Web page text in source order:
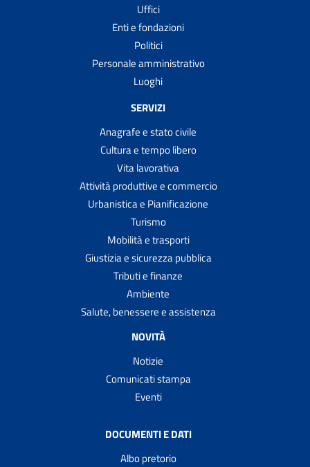
Uffici
Enti e fondazioni
Politici
Personale amministrativo
Luoghi
SERVIZI
Anagrafe e stato civile
Cultura e tempo libero
Vita lavorativa
Attività produttive e commercio
Urbanistica e Pianificazione
Turismo
Mobilità e trasporti
Giustizia e sicurezza pubblica
Tributi e finanze
Ambiente
Salute, benessere e assistenza
NOVITÀ
Notizie
Comunicati stampa
Eventi
DOCUMENTI E DATI
Albo pretorio